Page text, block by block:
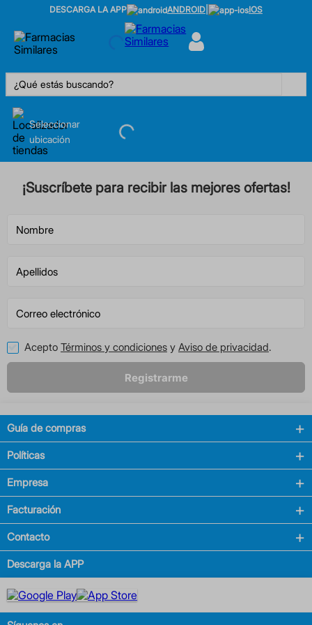
DESCARGA LA APP ANDROID IOS
¿Qué estás buscando?
Seleccionar
ubicación
¡Suscríbete para recibir las mejores ofertas!
Acepto Términos y condiciones y Aviso de privacidad.
Registrarme
Guía de compras
Políticas
Empresa
Facturación
Contacto
Descarga la APP